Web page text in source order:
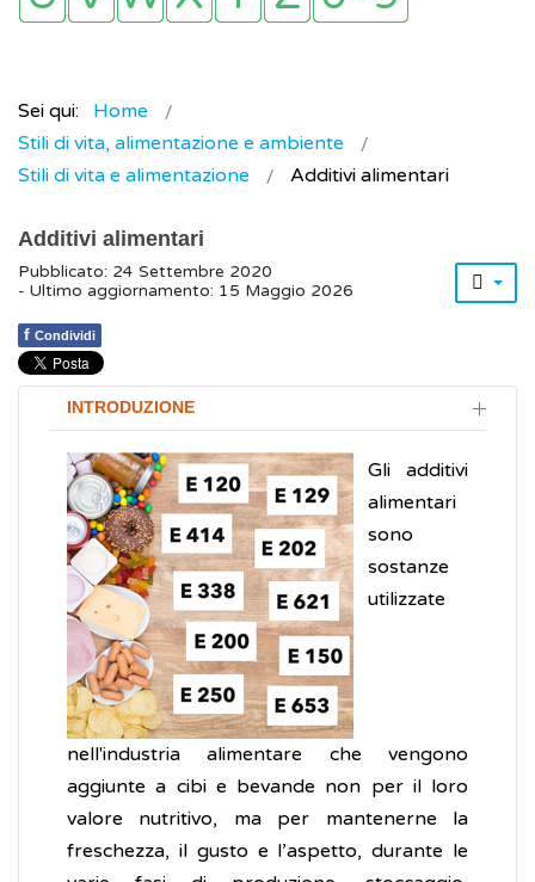
Sei qui:
Home
Stili di vita, alimentazione e ambiente
Stili di vita e alimentazione
Additivi alimentari
Additivi alimentari
Pubblicato: 24 Settembre 2020
- Ultimo aggiornamento: 15 Maggio 2026
f Condividi
INTRODUZIONE
Gli additivi
alimentari
sono
sostanze
utilizzate
nell'industria alimentare che vengono
aggiunte a cibi e bevande non per il loro
valore nutritivo, ma per mantenerne la
freschezza, il gusto e l’aspetto, durante le